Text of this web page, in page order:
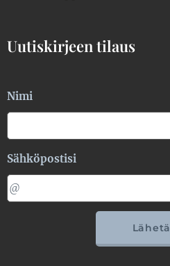
Uutiskirjeen tilaus
Nimi
Sähköpostisi
Lähetä